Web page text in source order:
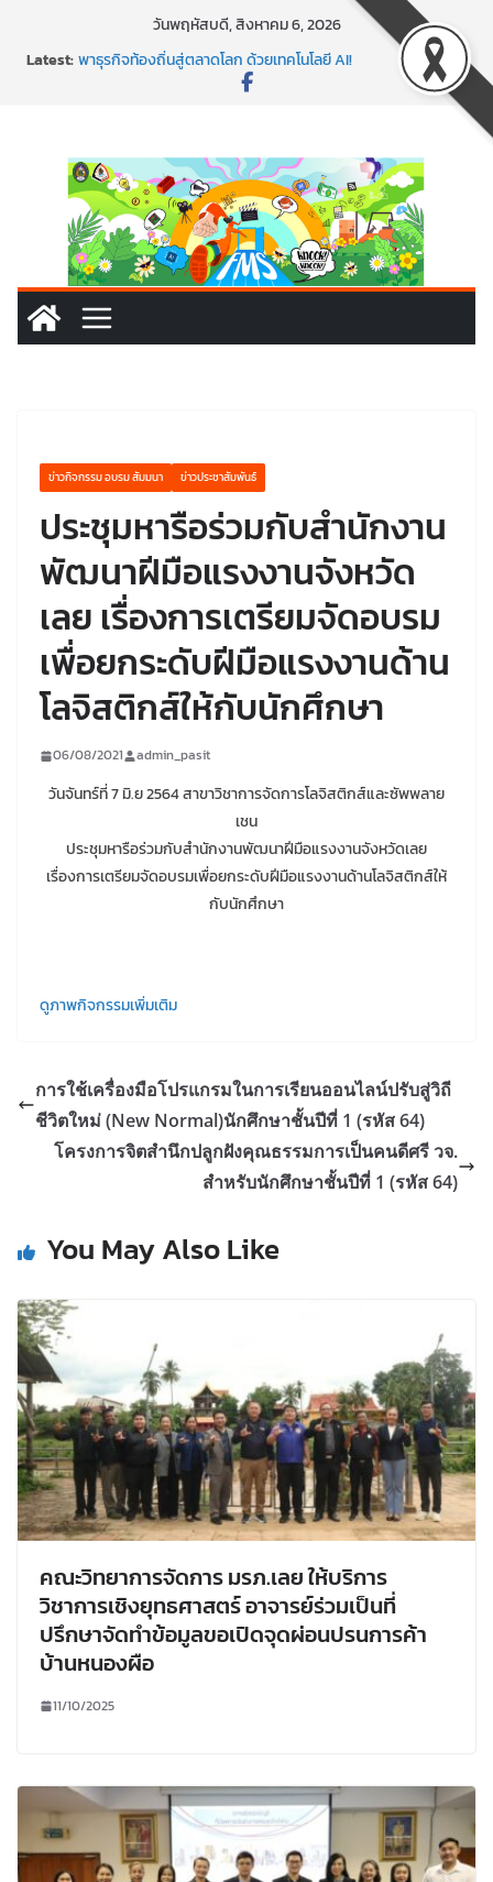
วันพฤหัสบดี, สิงหาคม 6, 2026
Latest:
พร้อมลุยแล้ว! ปักหมุดโรดแมป AI อัปสกิลธุรกิจให้พุ่งทะยาน
พาธุรกิจท้องถิ่นสู่ตลาดโลก ด้วยเทคโนโลยี AI!
SMEs ยุคนี้ ถ้าไม่ใช้ AI ถือว่าพลาดมาก!
นอกจากเทคโนโลยีจะล้ำ หัวใจคนทำธุรกิจก็ต้องสตรอง!
ข่าวกิจกรรม อบรม สัมมนา ข่าวประชาสัมพันธ์
ประชุมหารือร่วมกับสำนักงาน
พัฒนาฝีมือแรงงานจังหวัด
เลย เรื่องการเตรียมจัดอบรม
เพื่อยกระดับฝีมือแรงงานด้าน
โลจิสติกส์ให้กับนักศึกษา
06/08/2021 admin_pasit
วันจันทร์ที่ 7 มิ.ย 2564 สาขาวิชาการจัดการโลจิสติกส์และซัพพลาย
เชน
ประชุมหารือร่วมกับสำนักงานพัฒนาฝีมือแรงงานจังหวัดเลย
เรื่องการเตรียมจัดอบรมเพื่อยกระดับฝีมือแรงงานด้านโลจิสติกส์ให้
กับนักศึกษา
ดูภาพกิจกรรมเพิ่มเติม
การใช้เครื่องมือโปรแกรมในการเรียนออนไลน์ปรับสู่วิถี
ชีวิตใหม่ (New Normal)นักศึกษาชั้นปีที่ 1 (รหัส 64)
โครงการจิตสำนึกปลูกฝังคุณธรรมการเป็นคนดีศรี วจ.
สำหรับนักศึกษาชั้นปีที่ 1 (รหัส 64)
You May Also Like
คณะวิทยาการจัดการ มรภ.เลย ให้บริการ
วิชาการเชิงยุทธศาสตร์ อาจารย์ร่วมเป็นที่
ปรึกษาจัดทำข้อมูลขอเปิดจุดผ่อนปรนการค้า
บ้านหนองผือ
11/10/2025